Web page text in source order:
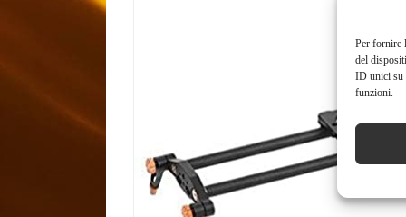
Per fornire
del
ID unici su
funzioni.